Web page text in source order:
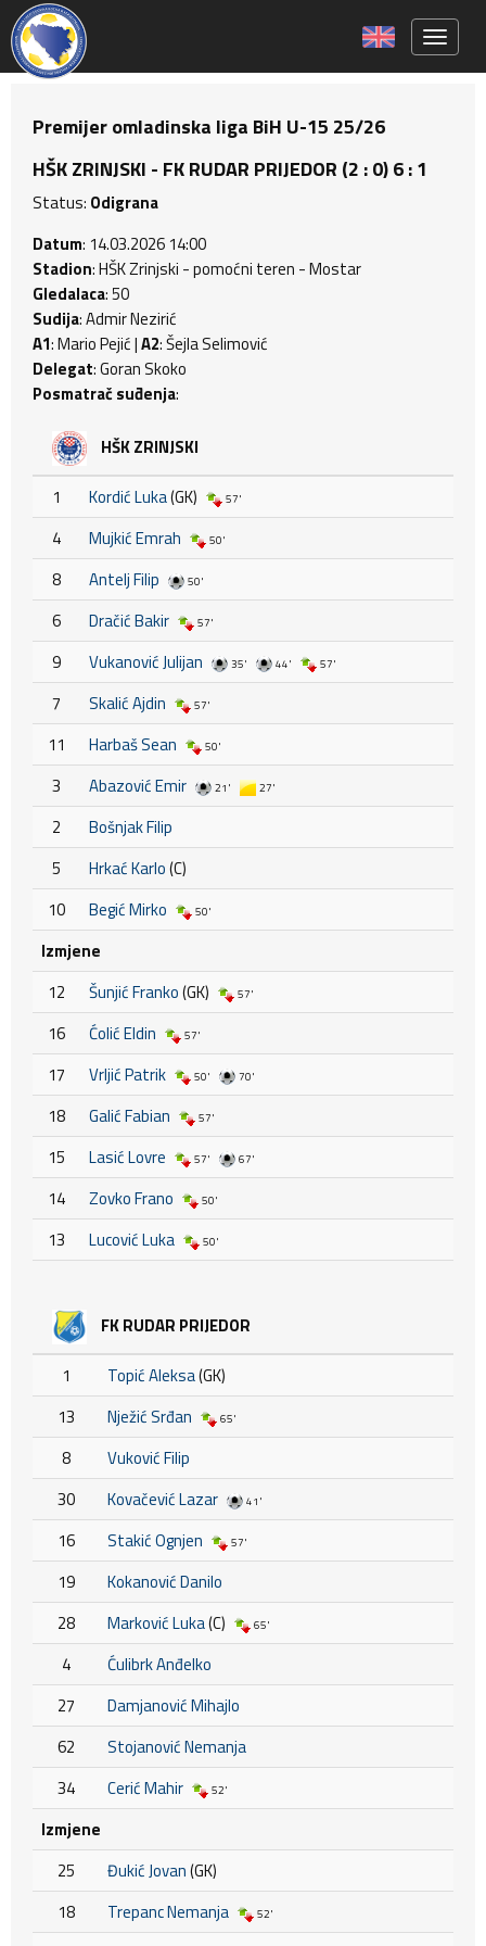
Premijer omladinska liga BiH U-15 25/26
HŠK ZRINJSKI - FK RUDAR PRIJEDOR (2 : 0) 6 : 1
Status: Odigrana
Datum: 14.03.2026 14:00
Stadion: HŠK Zrinjski - pomoćni teren - Mostar
Gledalaca: 50
Sudija: Admir Nezirić
A1: Mario Pejić |A2: Šejla Selimović
Delegat: Goran Skoko
Posmatrač suđenja:
HŠK ZRINJSKI
1 Kordić Luka(GK) 57'
4 Mujkić Emrah 50'
8 Antelj Filip 50'
6 Dračić Bakir 57'
9 Vukanović Julijan 35' 44' 57'
7 Skalić Ajdin 57'
11 Harbaš Sean 50'
3 Abazović Emir 21' 27'
2
Bošnjak Filip
5
Hrkać Karlo(C)
10
Begić Mirko 50'
Izmjene
12
Šunjić Franko(GK) 57'
16 Ćolić Eldin 57'
17 Vrljić Patrik 50' 70'
18 Galić Fabian 57'
15 Lasić Lovre 57' 67'
14 Zovko Frano 50'
13 Lucović Luka 50'
FK RUDAR PRIJEDOR
1 Topić Aleksa(GK)
13
Nježić Srđan 65'
8
Vuković Filip
30
Kovačević Lazar 41'
16 Stakić Ognjen 57'
19
Kokanović Danilo
28
Marković Luka(C) 65'
4
Ćulibrk Anđelko
27
Damjanović Mihajlo
62
Stojanović Nemanja
34
Cerić Mahir 52'
Izmjene
25
Đukić Jovan(GK)
18
Trepanc Nemanja 52'